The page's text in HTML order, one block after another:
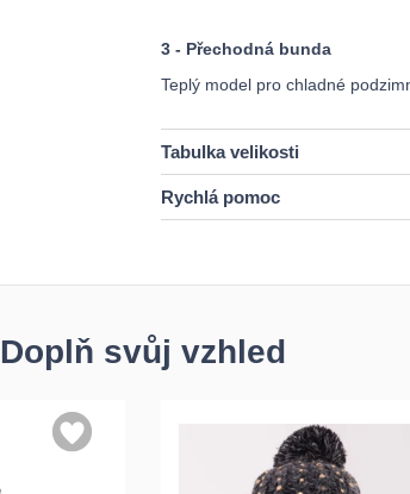
3 - Přechodná bunda
Teplý model pro chladné
Tabulka velikosti
Rychlá pomoc
Doplň svůj vzhled